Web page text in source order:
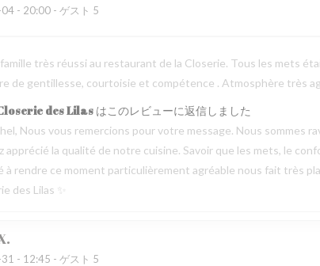
- 20:00 - ゲスト 5
très réussi au restaurant de la Closerie. Tous les mets
de gentillesse, courtoisie et compétence . Atmosphère très
des Lilas はこのレビューに返信しました
Nous vous remercions pour votre message. Nous sommes
apprécié la qualité de notre cuisine. Savoir que les mets, le
à rendre ce moment particulièrement agréable nous fait très
des Lilas ✨
- 12:45 - ゲスト 5